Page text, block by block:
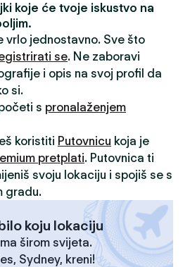
koje će tvoje iskustvo na
vrlo jednostavno. Sve što
se. Ne zaboravi
i opis na svoj profil da
si.
s pronalaženjem
koristiti Putovnicu koja je
pretplati. Putovnica ti
svoju lokaciju i spojiš se s
gradu.
koju lokaciju
širom svijeta.
Sydney, kreni!